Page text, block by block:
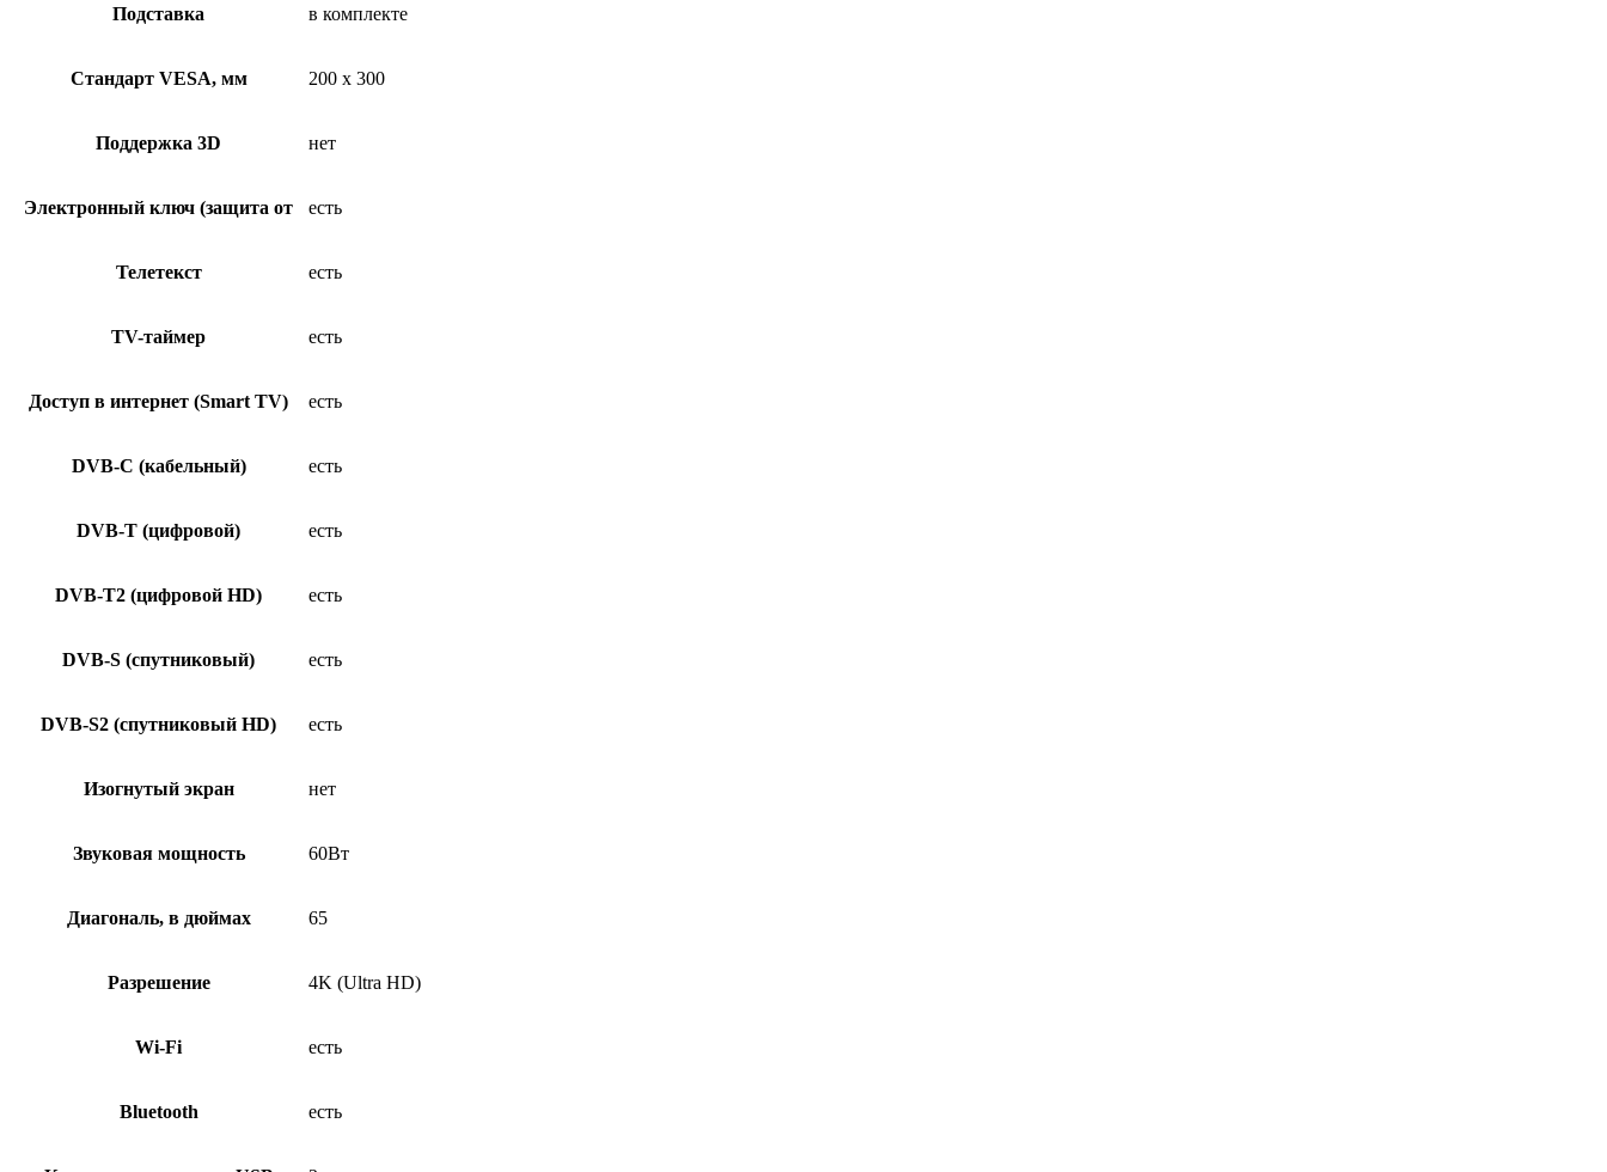
Подставка в комплекте
Стандарт VESA, мм 200 x 300
Поддержка 3D нет
Электронный ключ (защита от есть
Телетекст есть
TV-таймер есть
Доступ в интернет (Smart TV) есть
DVB-C (кабельный) есть
DVB-T (цифровой) есть
DVB-T2 (цифровой HD) есть
DVB-S (спутниковый) есть
DVB-S2 (спутниковый HD) есть
Изогнутый экран нет
Звуковая мощность 60Вт
Диагональ, в дюймах 65
Разрешение 4K (Ultra HD)
Wi-Fi есть
Bluetooth есть